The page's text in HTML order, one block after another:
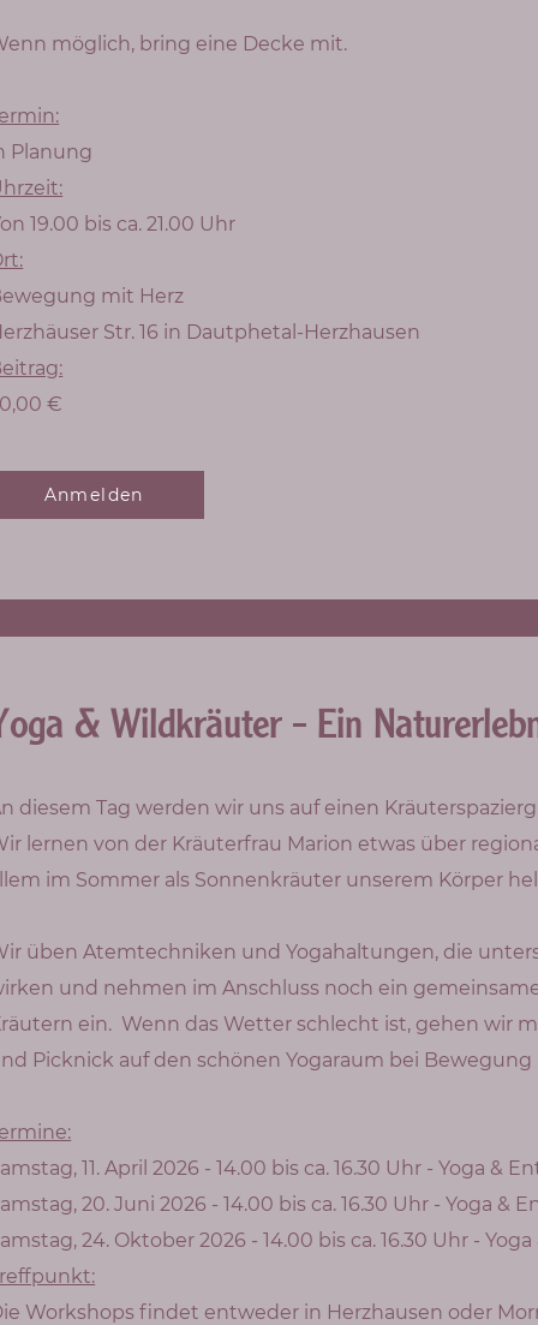
möglich, bring eine Decke mit.
Planung
on 19.00 bis ca. 21.00 Uhr
mit Herz
Str. 16 in Dautphetal-Herzhausen
€
Anmelden
& Wildkräuter - Ein
diesem Tag werden wir uns auf einen
lernen von der Kräuterfrau Marion etwas über
im Sommer als Sonnenkräuter unserem Körper
üben Atemtechniken und Yogahaltungen, die
und nehmen im Anschluss noch ein
ein. Wenn das Wetter schlecht ist, gehen wir
Picknick auf den schönen Yogaraum bei Bewegung
11. April 2026 - 14.00 bis ca. 16.30 Uhr - Yoga &
20. Juni 2026 - 14.00 bis ca. 16.30 Uhr - Yoga &
24. Oktober 2026 - 14.00 bis ca. 16.30 Uhr -
Workshops findet entweder in Herzhausen oder